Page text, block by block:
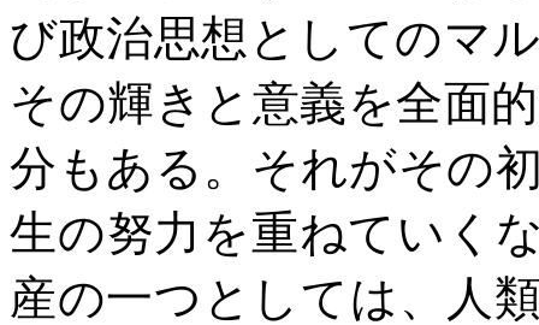
び政治思想としてのマ
その輝きと意義を全面
分もある。それがその
生の努力を重ねていく
産の一つとしては、人